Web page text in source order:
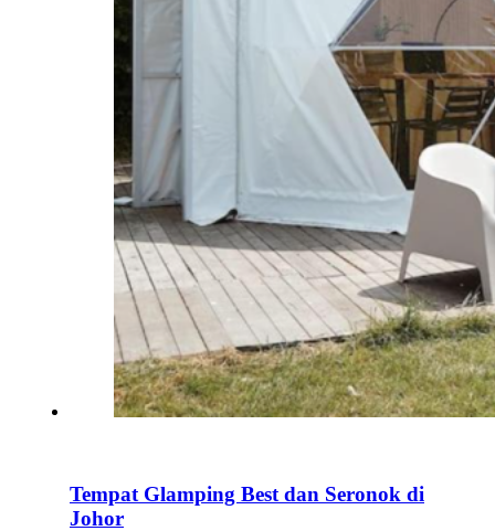
Tempat Glamping Best dan Seronok di
Johor